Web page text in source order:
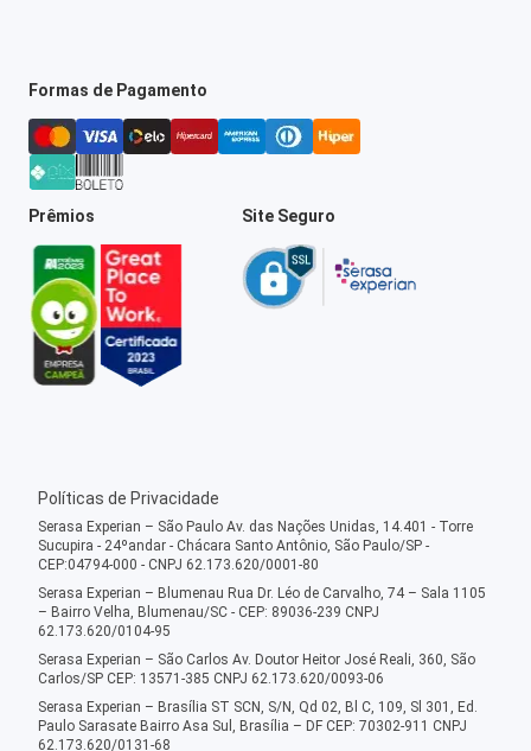
Formas de Pagamento
Prêmios Site Seguro
Políticas de Privacidade
Serasa Experian – São Paulo Av. das Nações Unidas, 14.401 - Torre
Sucupira - 24ºandar - Chácara Santo Antônio, São Paulo/SP -
CEP:04794-000 - CNPJ 62.173.620/0001-80
Serasa Experian – Blumenau Rua Dr. Léo de Carvalho, 74 – Sala 1105
– Bairro Velha, Blumenau/SC - CEP: 89036-239 CNPJ
62.173.620/0104-95
Serasa Experian – São Carlos Av. Doutor Heitor José Reali, 360, São
Carlos/SP CEP: 13571-385 CNPJ 62.173.620/0093-06
Serasa Experian – Brasília ST SCN, S/N, Qd 02, Bl C, 109, Sl 301, Ed.
Paulo Sarasate Bairro Asa Sul, Brasília – DF CEP: 70302-911 CNPJ
62.173.620/0131-68